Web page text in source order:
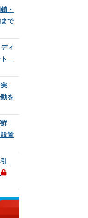
・
で
ィ
ト
を
置